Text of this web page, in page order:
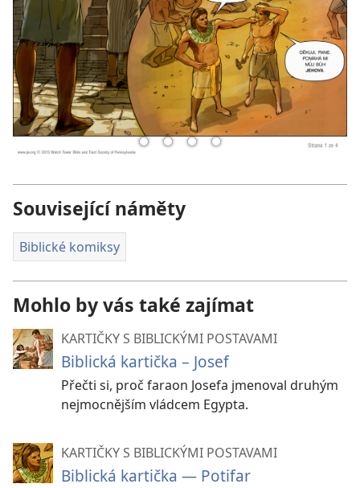
Související náměty
Biblické komiksy
Mohlo by vás také zajímat
KARTIČKY S BIBLICKÝMI POSTAVAMI
Biblická kartička – Josef
Přečti si, proč faraon Josefa jmenoval druhým
nejmocnějším vládcem Egypta.
KARTIČKY S BIBLICKÝMI POSTAVAMI
Biblická kartička — Potifar